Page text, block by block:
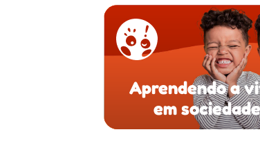
Aprendendo a
em sociedade